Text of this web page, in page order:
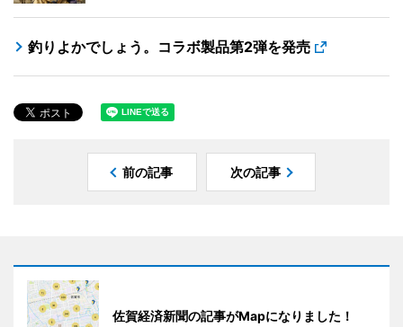
釣りよかでしょう。コラボ製品第2弾を発売
前の記事 次の記事
佐賀経済新聞の記事がMapになりました！